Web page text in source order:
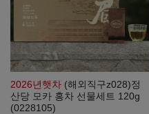
2026년햇차 (해외직구z028)정
산당 모카 홍차 선물세트 120g
(0228105)